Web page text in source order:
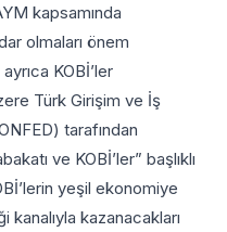
kapsamında
olmaları önem
KOBİ’ler
Türk Girişim ve İş
tarafından
ve KOBİ’ler” başlıklı
yeşil ekonomiye
kazanacakları